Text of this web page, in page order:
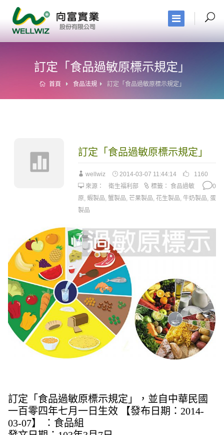
訂定「食品過敏原標示規定」
首頁 食品法規 訂定「食品過敏原標示規定」
訂定「食品過敏原標示規定」
wellwiz 2014-03-07 11:44:14
1160
0
來源： 衛生福利部 標籤： 食品過敏
原, 蝦製品, 蟹製品, 芒果製品, 花生製品, 牛奶製品, 蛋
製品
訂定「食品過敏原標示規定」，並自中華民國
一百零四年七月一日生效 【發布日期：2014-
03-07】 ：食品組